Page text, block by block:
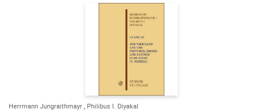
Herrmann Jungraithmayr , Philibus I. Diyakal